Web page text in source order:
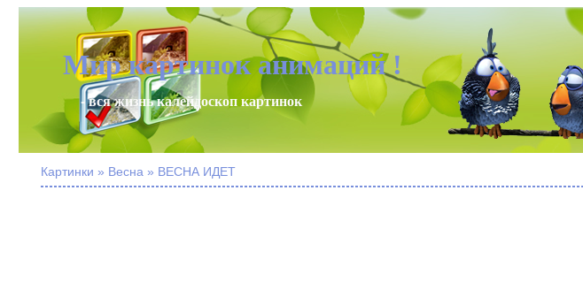
Мир картинок анимаций !
- вся жизнь калейдоскоп картинок
Картинки » Весна » ВЕСНА ИДЕТ